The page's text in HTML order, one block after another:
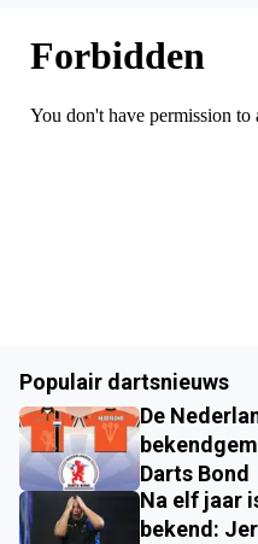
Populair dartsnieuws
De
Darts Bond
Na elf jaar
bekend: